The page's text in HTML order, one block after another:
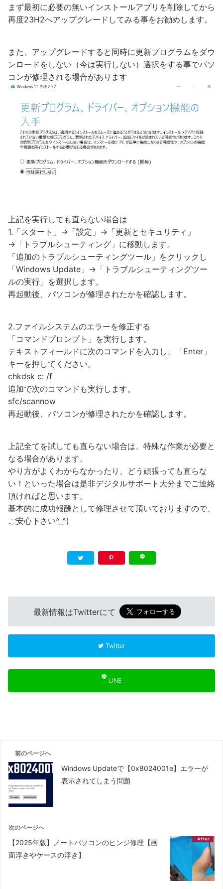
まず最初に必要の無いインストールアプリを削除してから
再度23H2へアップグレードしてみる事をお勧めします。
また、アップグレードすると同時に更新プログラムをダウ
ンロードをしない（今は実行しない）選択をする事でパソ
コンが修理される場合があります
上記を実行しても直らない場合は
1.「スタート」→「設定」→「更新とセキュリティ」
→「トラブルシューティング」に移動します。
「追加のトラブルシューティングツール」をクリックし
「Windows Update」→「トラブルシューティングツー
ルの実行」を選択します。
再起動後、パソコンが修理されたかを確認します。
2.ファイルシステムのエラーを修正する
「コマンドプロンプト」を実行します。
テキストフィールドに次のコマンドを入力し、「Enter」
キーを押してください。
chkdsk c: /f
追加で次のコマンドも実行します。
sfc/scannow
再起動後、パソコンが修理されたかを確認します。
上記全てを試しても直らない場合は、特殊な作業が必要と
なる場合があります。
やり方がよくわからなかったり、どう頑張っても直らな
い！といった場合は是非デジタルサポート大分までご連絡
頂ければと思います。
基本的に成功報酬として修理させて頂いておりますので、
ご安心下さい^_^)
最新情報はTwitterにて
Twitter
LINE
前のページへ
Windows Updateで【0x8024001e】エラーが
表示されてしまう問題
次のページへ
【2025年版】ノートパソコンのヒンジ修理【画
面浮きやケースの浮き】